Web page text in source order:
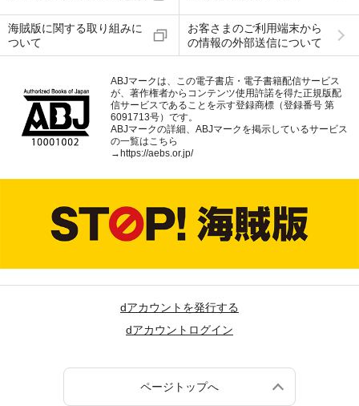
海賊版に関する取り組みに
ついて
お客さまのご利用端末から
の情報の外部送信について
ABJマークは、この電子書店・電子書籍配信サービス
が、著作権者からコンテンツ使用許諾を得た正規版配
信サービスであることを示す登録商標（登録番号 第
6091713号）です。
ABJマークの詳細、ABJマークを掲示しているサービス
の一覧はこちら
→ https://aebs.or.jp/
dアカウントを発行する
dアカウントログイン
ページトップへ